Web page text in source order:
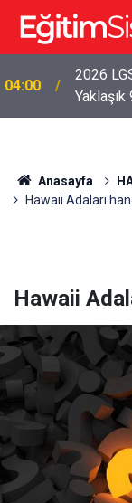
04:00
2026
Anasayfa
Hawaii Adaları
Hawaii